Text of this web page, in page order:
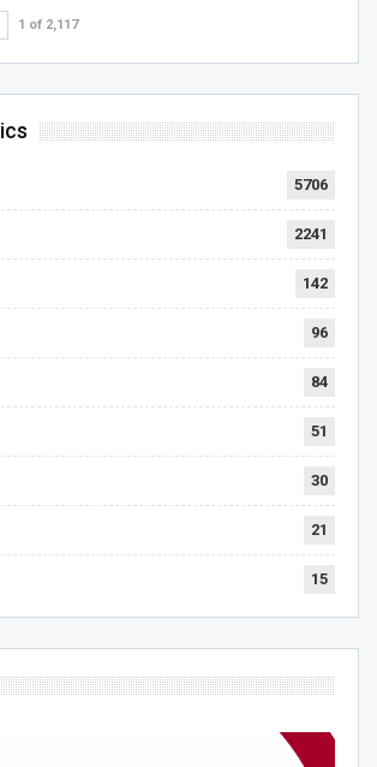
1 of 2,117
5706
2241
142
96
84
51
30
21
15